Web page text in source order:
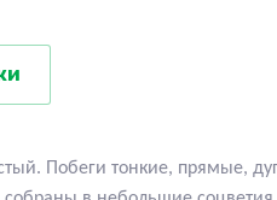
Побеги тонкие, прямые,